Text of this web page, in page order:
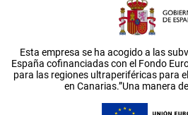
Esta empresa se ha acogido a las
España cofinanciadas con el Fondo
para las regiones ultraperiféricas para
en Canarias.”Una manera